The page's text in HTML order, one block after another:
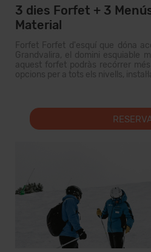
3 dies Forfet + 3
Material
Forfet Forfet d'esquí que dóna
Grandvalira, el domini esquiable
aquest forfet podràs recórrer
opcions per a tots els nivells,